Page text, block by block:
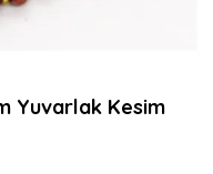
Yuvarlak Kesim